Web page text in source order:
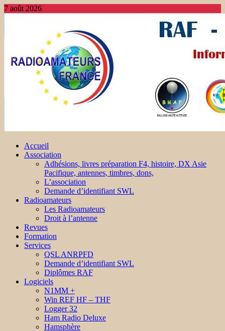
7 août 2026
Accueil
Association
Adhésions, livres préparation F4, histoire, DX Asie
Pacifique, antennes, timbres, dons,
L’association
Demande d’identifiant SWL
Radioamateurs
Les Radioamateurs
Droit à l’antenne
Revues
Formation
Services
QSL ANRPFD
Demande d’identifiant SWL
Diplômes RAF
Logiciels
N1MM +
Win REF HF – THF
Logger 32
Ham Radio Deluxe
Hamsphère